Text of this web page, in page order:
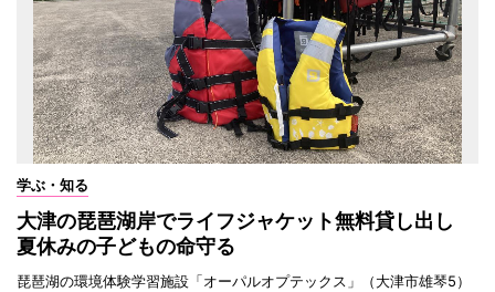
学ぶ・知る
大津の琵琶湖岸でライフジャケット無料貸し出し
夏休みの子どもの命守る
琵琶湖の環境体験学習施設「オーパルオプテックス」（大津市雄琴5）